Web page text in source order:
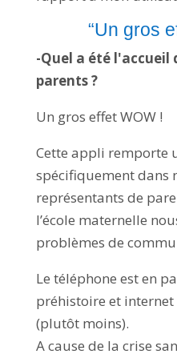
“Un gros
-Quel a été l'accueil
parents ?
Un gros effet WOW !
Cette appli remporte
spécifiquement dans
représentants de
l’école maternelle
problèmes de
Le téléphone est en
préhistoire et
(plutôt moins).
A cause de la crise